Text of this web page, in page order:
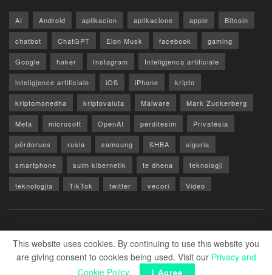
AI Android aplikacion aplikacione apple Bitcoin
chatbot ChatGPT Elon Musk facebook gaming
Google haker Instagram Inteligjenca artificiale
inteligjence artificiale iOS iPhone kripto
kriptomonedha kriptovaluta Malware Mark Zuckerberg
Meta microsoft OpenAI perditesim Privatësia
përdorues rusia samsung SHBA siguria
smartphone sulm kibernetik te dhena teknologji
teknologjia TikTok twitter vecori Video
© 2026 Zero1.al - Part of techzero1.com
This website uses cookies. By continuing to use this website you
are giving consent to cookies being used. Visit our Privacy and
Cookie Policy. I Agree